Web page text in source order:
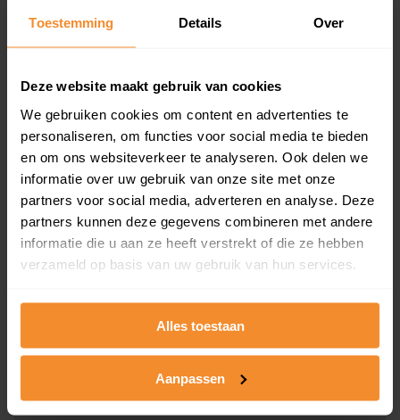
Toestemming Details Over
Deze website maakt gebruik van cookies
We gebruiken cookies om content en advertenties te
personaliseren, om functies voor social media te bieden
en om ons websiteverkeer te analyseren. Ook delen we
informatie over uw gebruik van onze site met onze
partners voor social media, adverteren en analyse. Deze
partners kunnen deze gegevens combineren met andere
informatie die u aan ze heeft verstrekt of die ze hebben
verzameld op basis van uw gebruik van hun services.
Alles toestaan
Aanpassen
Een overzicht van alle verkochte woningen (koopsom
en koopdatum) binnen een postcodegebied. Dit
Bekijk product
Direct leverbaar
Een uitgebreid overzicht van het perceel en
dit inclusief de luchtfoto!